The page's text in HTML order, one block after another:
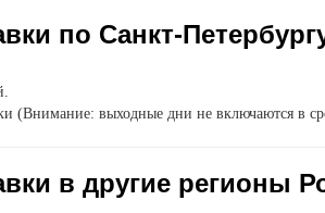
по Санкт-
(Внимание: выходные дни не включаются в
в другие регионы